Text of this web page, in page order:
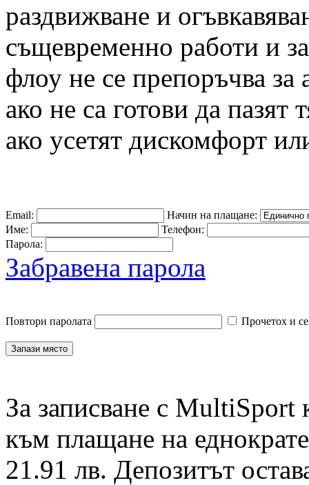
раздвижване и
същевременно работи и
флоу не се препоръчва
ако не са готови да пазят
ако усетят дискомфорт
Email:
Начин на плащане:
Име:
Телефон:
Парола:
Забравена парола
Повтори паролата Прочетох и
За записване с MultiSport
към плащане на
21.91 лв. Депозитът